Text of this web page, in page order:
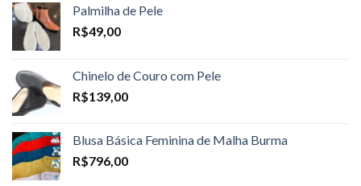
Palmilha de Pele
R$49,00
Chinelo de Couro com Pele
R$139,00
Blusa Básica Feminina de Malha Burma
R$796,00